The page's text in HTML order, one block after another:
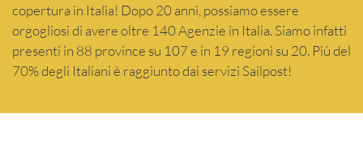
copertura in Italia! Dopo 20 anni, possiamo essere
orgogliosi di avere oltre 140 Agenzie in Italia. Siamo infatti
presenti in 88 province su 107 e in 19 regioni su 20. Più del
70% degli Italiani è raggiunto dai servizi Sailpost!